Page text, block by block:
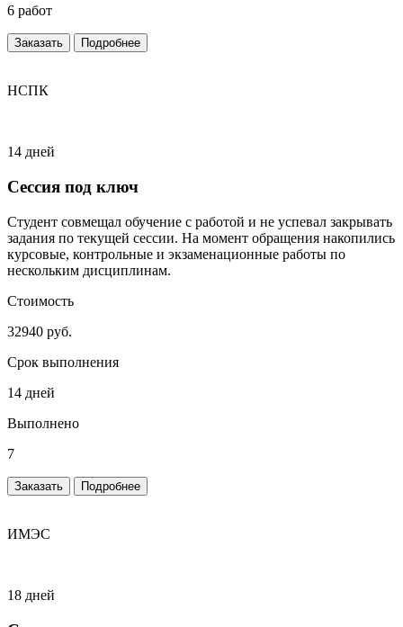
6 работ
Заказать Подробнее
НСПК
14 дней
Сессия под ключ
Студент совмещал обучение с работой и не успевал закрывать
задания по текущей сессии. На момент обращения накопились
курсовые, контрольные и экзаменационные работы по
нескольким дисциплинам.
Стоимость
32940 руб.
Срок выполнения
14 дней
Выполнено
7
Заказать Подробнее
ИМЭС
18 дней